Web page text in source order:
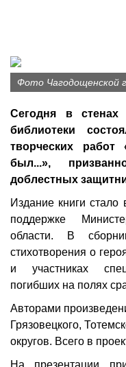
Фото Чагодощенской
Сегодня в стенах
библиотеки
творческих
был...»,
доблестных
Издание книги
поддержке
области. В
стихотворения о
и участниках
погибших на полях
Авторами
Грязовецкого,
округов. Всего в
На презентации